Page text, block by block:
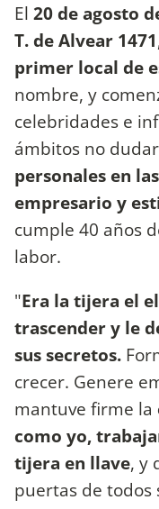
El 20 de agosto
T. de Alvear 1471
primer local de
nombre, y
celebridades e
ámbitos no
personales en
empresario y
cumple 40 años
labor.
"Era la tijera el
trascender y le
sus secretos.
crecer. Genere
mantuve firme la
como yo,
tijera en llave, y
puertas de todos